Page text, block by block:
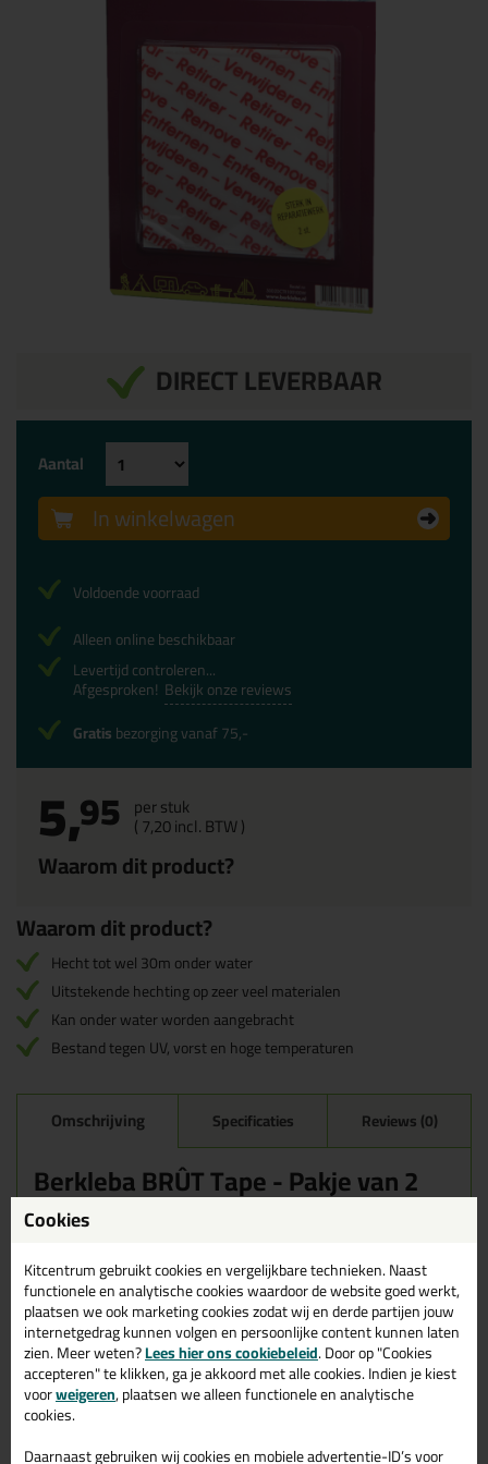
DIRECT LEVERBAAR
5,95 per stuk
(7,20incl. BTW )
Waarom dit product?
Aantal
In winkelwagen
Voldoende voorraad
Alleen online beschikbaar
Levertijd controleren...
Afgesproken! Bekijk onze reviews
Gratisbezorging vanaf 75,-
Waarom dit product?
Hecht tot wel 30m onder water
Uitstekende hechting op zeer veel materialen
Kan onder water worden aangebracht
Bestand tegen UV, vorst en hoge temperaturen
Omschrijving Specificaties Reviews (0)
Berkleba BRÛT Tape - Pakje van 2
stuks
(semi-)permanente reparaties. Met BRÛT tape creëer je volledig
lucht- en waterdichte reparaties tot wel 30 meter onder water
(ook chloorwater en zeewater).
Deze reparatietape heeft de volgende afmetingen:
Lengte: 100mm
Breedte: 100mm
Dikte: 0,7mm
Cookies
Kitcentrum gebruikt cookies en vergelijkbare technieken. Naast
functionele en analytische cookies waardoor de website goed werkt,
plaatsen we ook marketing cookies zodat wij en derde partijen jouw
internetgedrag kunnen volgen en persoonlijke content kunnen laten
zien. Meer weten?Lees hier ons cookiebeleid. Door op "Cookies
accepteren" te klikken, ga je akkoord met alle cookies. Indien je kiest
voorweigeren, plaatsen we alleen functionele en analytische
cookies.
Daarnaast gebruiken wij cookies en mobiele advertentie-ID’s voor